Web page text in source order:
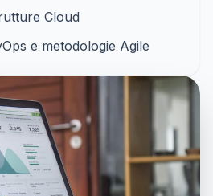
Cloud
e metodologie Agile